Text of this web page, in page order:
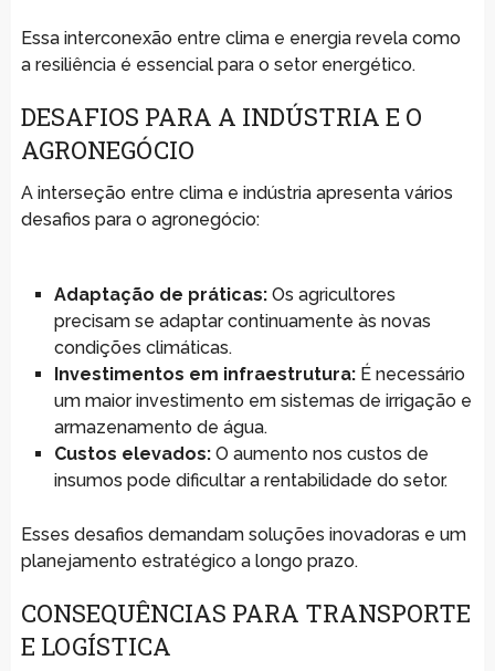
Essa interconexão entre clima e energia revela como
a resiliência é essencial para o setor energético.
DESAFIOS PARA A INDÚSTRIA E O
AGRONEGÓCIO
A interseção entre clima e indústria apresenta vários
desafios para o agronegócio:
Adaptação de práticas:Os agricultores
precisam se adaptar continuamente às novas
condições climáticas.
Investimentos em infraestrutura:É necessário
um maior investimento em sistemas de irrigação e
armazenamento de água.
Custos elevados:O aumento nos custos de
insumos pode dificultar a rentabilidade do setor.
Esses desafios demandam soluções inovadoras e um
planejamento estratégico a longo prazo.
CONSEQUÊNCIAS PARA TRANSPORTE
E LOGÍSTICA